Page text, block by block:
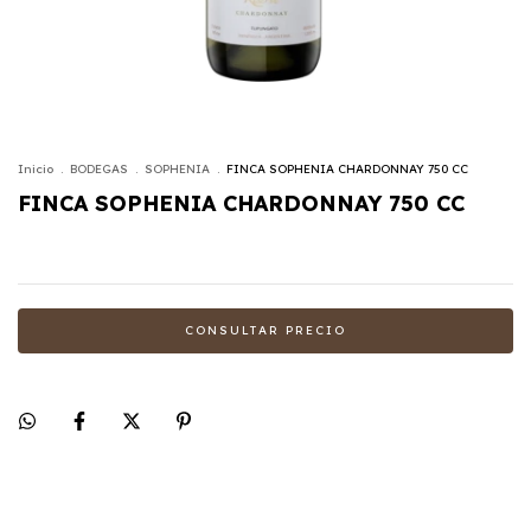
Inicio . BODEGAS . SOPHENIA . FINCA SOPHENIA CHARDONNAY 750 CC
FINCA SOPHENIA CHARDONNAY 750 CC